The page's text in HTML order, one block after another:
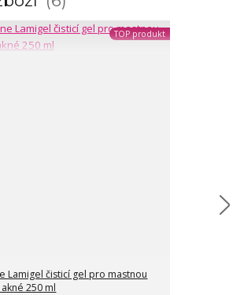
TOP produkt
Lamigel čisticí gel pro mastnou
250 ml